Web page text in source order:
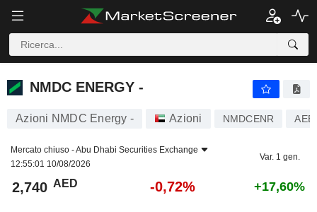
NMDC ENERGY -
NMDC ENERGY -
Azioni NMDC Energy - Azioni NMDCENR
Mercato chiuso -Abu Dhabi Securities Exchange
12:55:01 10/08/2026
Var. 1 gen.
2,740 AED -0,72% +17,60%